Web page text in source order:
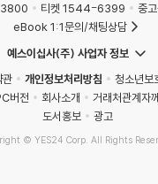
티켓 1544-6399
중
eBook 1:1문의/채팅상담
예스이십사(주) 사업자 정보
관
개인정보처리방침
청소년보
버전
회사소개
거래처관계자
도서홍보
광고
© YES24 Corp. All Rights